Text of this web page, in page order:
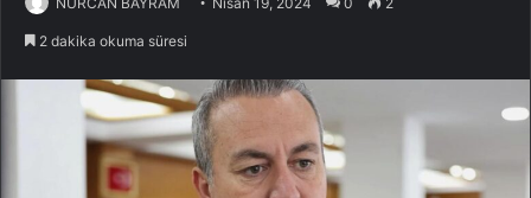
2 dakika okuma süresi